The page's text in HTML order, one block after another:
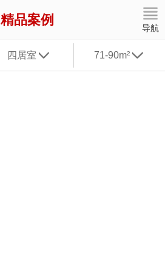
精品案例
导航
四居室 71-90m²